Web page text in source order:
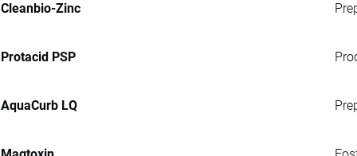
Cleanbio-Zinc
Protacid PSP
AquaCurb LQ